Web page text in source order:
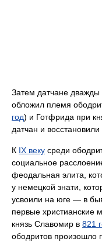
Затем датчане
обложил племя
год) и Готфрида при
датчан и
К IX веку среди
социальное
феодальная элита,
у немецкой знати,
усвоили на юге — в
первые христианские
князь Славомир в 821
ободритов произошло